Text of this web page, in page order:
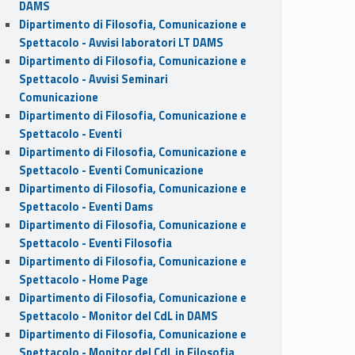
DAMS
Dipartimento di Filosofia, Comunicazione e
Spettacolo - Avvisi laboratori LT DAMS
Dipartimento di Filosofia, Comunicazione e
Spettacolo - Avvisi Seminari
Comunicazione
Dipartimento di Filosofia, Comunicazione e
Spettacolo - Eventi
Dipartimento di Filosofia, Comunicazione e
Spettacolo - Eventi Comunicazione
Dipartimento di Filosofia, Comunicazione e
Spettacolo - Eventi Dams
Dipartimento di Filosofia, Comunicazione e
Spettacolo - Eventi Filosofia
Dipartimento di Filosofia, Comunicazione e
Spettacolo - Home Page
Dipartimento di Filosofia, Comunicazione e
Spettacolo - Monitor del CdL in DAMS
Dipartimento di Filosofia, Comunicazione e